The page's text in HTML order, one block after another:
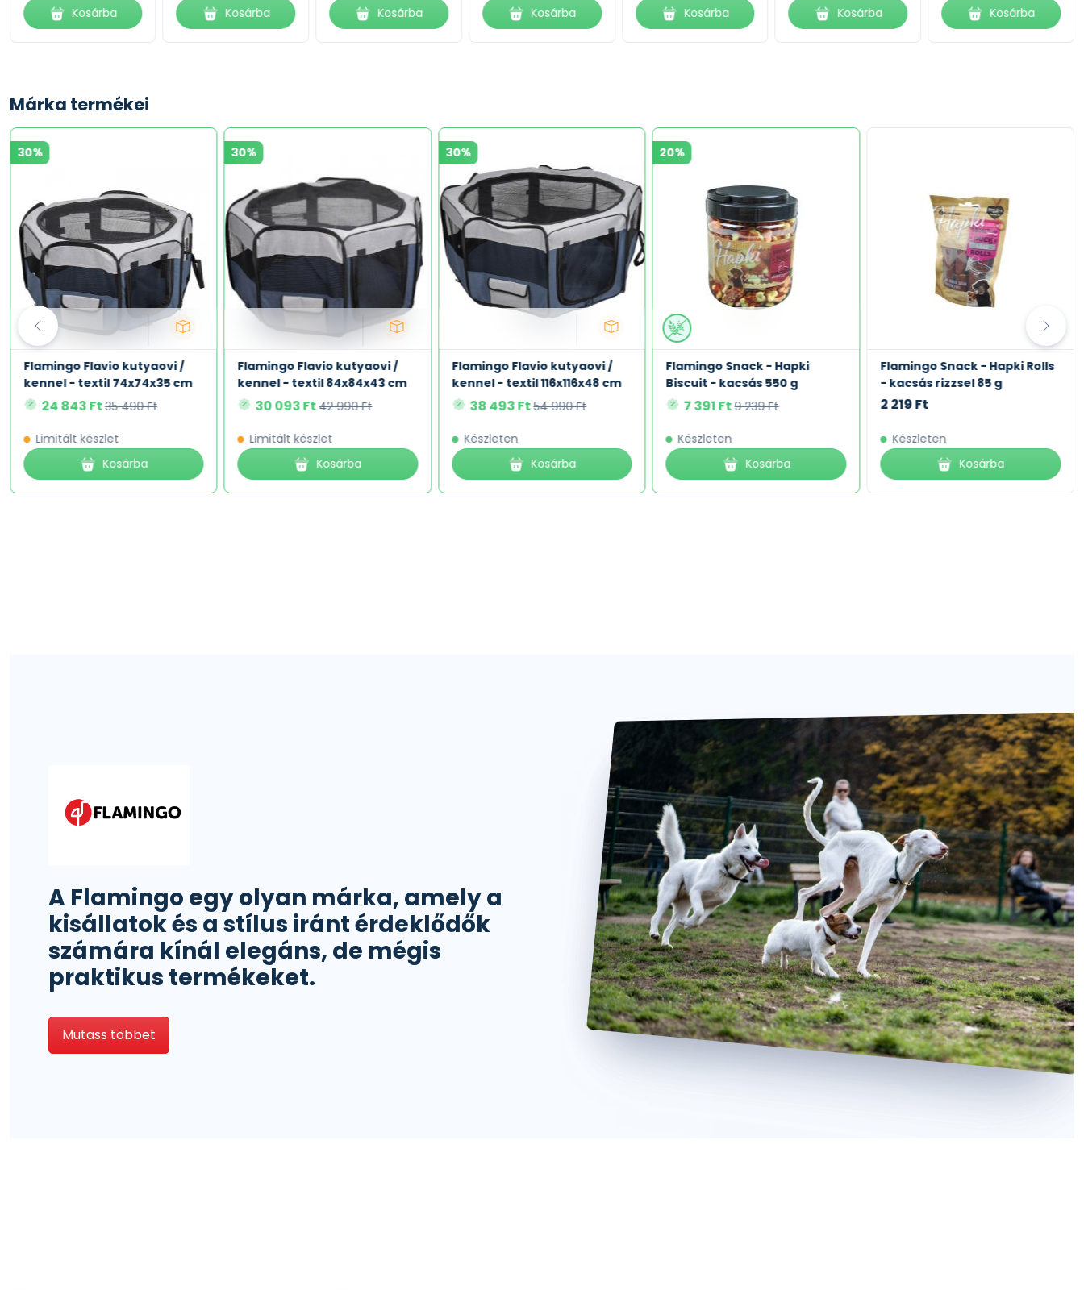
Kosárba
Kosárba
Kosárba
Kosárba
Kosárba
Kosárba
Kosárba
Márka termékei
30%
Flamingo Flavio kutyaovi /
kennel - textil 74x74x35 cm
24 843 Ft35 490 Ft
Limitált készlet
Kosárba
30%
Flamingo Flavio kutyaovi /
kennel - textil 84x84x43 cm
30 093 Ft42 990 Ft
Limitált készlet
Kosárba
30%
Flamingo Flavio kutyaovi /
kennel - textil 116x116x48 cm
38 493 Ft54 990 Ft
Készleten
Kosárba
20%
Flamingo Snack - Hapki
Biscuit - kacsás 550 g
7 391 Ft9 239 Ft
Készleten
Kosárba
Flamingo Snack - Hapki Rolls
- kacsás rizzsel 85 g
2 219 Ft
Készleten
Kosárba
A Flamingo egy olyan márka, amely a
kisállatok és a stílus iránt érdeklődők
számára kínál elegáns, de mégis
praktikus termékeket.
Mutass többet